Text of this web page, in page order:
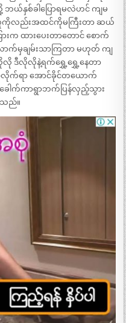
ဘယ်နှစ်ခါပြောရမလဲဟင် ကျမ
လူကိုလည်းအထင်ကိုမကြီးတာ ဆယ်
က ထားပေးတာတောင် စောက်
က်မှချမ်းသာကြတာ မဟုတ် ကျ
လိုလို ဒီလိုလိုနဲ့ရက်ရွှေ့ရွှေ့နေတာ
ာလိုက်ရာ အောင်ခိုင်တယောက်
ေါက်ကာရွာဘက်ပြန်လှည့်သွား
ည်။